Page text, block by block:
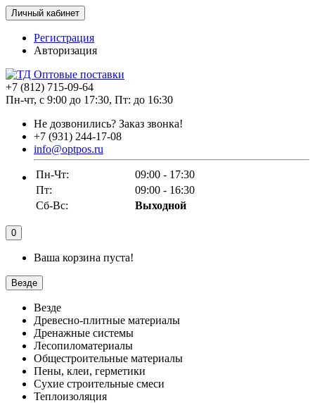
Личный кабинет
Регистрация
Авторизация
+7 (812) 715-09-64
Пн-чт, с 9:00 до 17:30, Пт: до 16:30
Не дозвонились? Заказ звонка!
+7 (931) 244-17-08
info@optpos.ru
Пн-Чт:
09:00 - 17:30
Пт:
09:00 - 16:30
Сб-Вс:
Выходной
0
Ваша корзина пуста!
Везде
Везде
Древесно-плитные материалы
Дренажные системы
Лесопиломатериалы
Общестроительные материалы
Пены, клеи, герметики
Сухие строительные смеси
Теплоизоляция